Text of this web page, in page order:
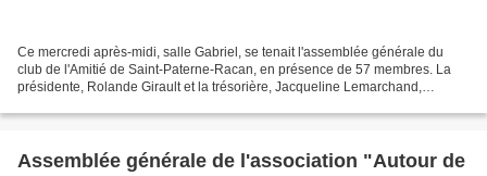
Ce mercredi après-midi, salle Gabriel, se tenait l'assemblée générale du
club de l'Amitié de Saint-Paterne-Racan, en présence de 57 membres. La
présidente, Rolande Girault et la trésorière, Jacqueline Lemarchand,
Assemblée générale de l'association "Autour de